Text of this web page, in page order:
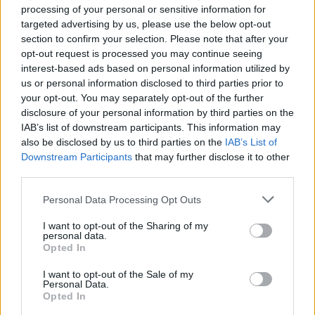
processing of your personal or sensitive information for
targeted advertising by us, please use the below opt-out
section to confirm your selection. Please note that after your
opt-out request is processed you may continue seeing
interest-based ads based on personal information utilized by
us or personal information disclosed to third parties prior to
your opt-out. You may separately opt-out of the further
disclosure of your personal information by third parties on the
IAB’s list of downstream participants. This information may
also be disclosed by us to third parties on the IAB’s List of
Downstream Participants that may further disclose it to other
Please note that this website/app uses one or more Google
not limited to your visit or usage behaviour. You may click to
grant or deny consent to Google and its third-party tags to
use your data for below specified purposes in below Google
consent section.
Personal Data Processing Opt Outs
I want to opt-out of the Sharing of my
personal data.
Opted In
I want to opt-out of the Sale of my
Personal Data.
Opted In
reménysége Jessie J. lett. A szerkesztőség
különdíját Rosie Huntigton-Whieteley kapta, míg a
legjobb zenekarnak járó elismeréssel a The
Saturdays tüntették ki.